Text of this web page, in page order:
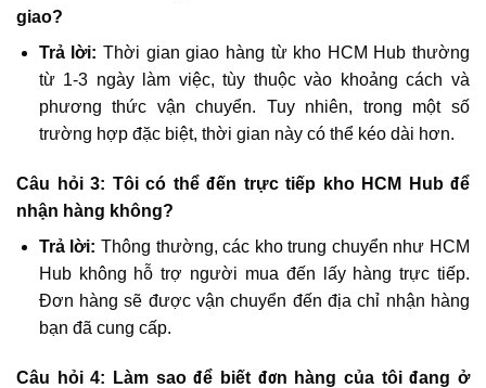
giao?
Trả lời: Thời gian giao hàng từ kho HCM Hub thường
từ 1-3 ngày làm việc, tùy thuộc vào khoảng cách và
phương thức vận chuyển. Tuy nhiên, trong một số
trường hợp đặc biệt, thời gian này có thể kéo dài hơn.
Câu hỏi 3: Tôi có thể đến trực tiếp kho HCM Hub để
nhận hàng không?
Trả lời: Thông thường, các kho trung chuyển như HCM
Hub không hỗ trợ người mua đến lấy hàng trực tiếp.
Đơn hàng sẽ được vận chuyển đến địa chỉ nhận hàng
bạn đã cung cấp.
Câu hỏi 4: Làm sao để biết đơn hàng của tôi đang ở